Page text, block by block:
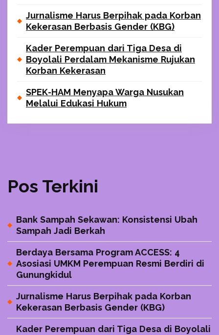
Jurnalisme Harus Berpihak pada Korban
Kekerasan Berbasis Gender (KBG)
Kader Perempuan dari Tiga Desa di
Boyolali Perdalam Mekanisme Rujukan
Korban Kekerasan
SPEK-HAM Menyapa Warga Nusukan
Melalui Edukasi Hukum
Pos Terkini
Bank Sampah Sekawan: Konsistensi Ubah
Sampah Jadi Berkah
Berdaya Bersama Program ACCESS: 4
Asosiasi UMKM Perempuan Resmi Berdiri di
Gunungkidul
Jurnalisme Harus Berpihak pada Korban
Kekerasan Berbasis Gender (KBG)
Kader Perempuan dari Tiga Desa di Boyolali